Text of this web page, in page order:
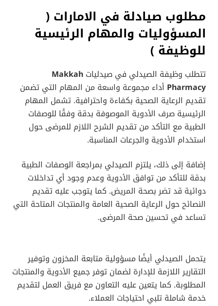
مطلوب صيادلة في الامارات (
المسؤوليات والمهام الرئيسية
للوظيفة)
تتطلب وظيفة الصيدلي في صيدليات Makkah
Pharmacy أداء مجموعة واسعة من المهام التي تضمن
تقديم الرعاية الصحية بكفاءة واحترافية. تشمل المهام
الرئيسية صرف الأدوية الموصوفة بدقة وفقًا للوصفات
الطبية مع التأكد من تقديم الشرح اللازم للمرضى حول
استخدام الأدوية والجرعات المناسبة.
إضافة إلى ذلك، يلتزم الصيدلي بمراجعة الوصفات الطبية
بدقة للتأكد من توافق الأدوية وعدم وجود أي تداخلات
دوائية قد تضر بصحة المريض. كما يتوجب عليه تقديم
النصائح حول الرعاية الصحية العامة والمنتجات المتاحة التي
تساعد في تحسين صحة المرضى.
يتحمل الصيدلي أيضًا مسؤولية متابعة المخزون وتوفير
التقارير اللازمة للإدارة لضمان توفر جميع الأدوية والمنتجات
المطلوبة. كما يتعين عليه التعاون مع فريق العمل لتقديم
خدمة شاملة تلبي احتياجات العملاء.